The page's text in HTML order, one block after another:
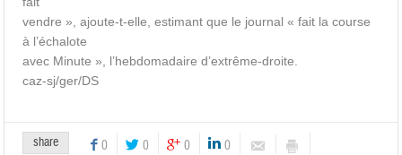
vendre », ajoute-t-elle, estimant que le journal « fait la course
à l’échalote
avec Minute », l’hebdomadaire d’extrême-droite.
caz-sj/ger/DS
share 0 0 0 0